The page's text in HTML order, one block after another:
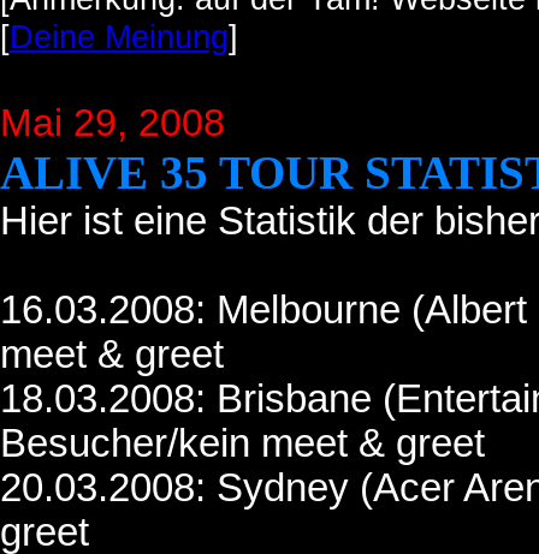
[Deine Meinung]
Mai 29, 2008
ALIVE 35 TOUR
Hier ist eine Statistik der
16.03.2008: Melbourne
meet & greet
18.03.2008: Brisbane
Besucher/kein meet & greet
20.03.2008: Sydney (Acer
greet